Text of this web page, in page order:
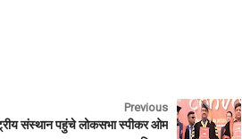
Previous
संस्थान पहुंचे लोकसभा स्पीकर ओम